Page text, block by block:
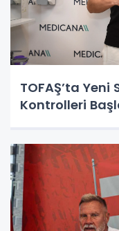
TOFAŞ’ta Yeni
Kontrolleri